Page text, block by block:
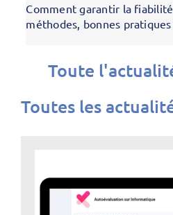
Comment garantir la
méthodes, bonnes pratiques
Toute
Toutes les